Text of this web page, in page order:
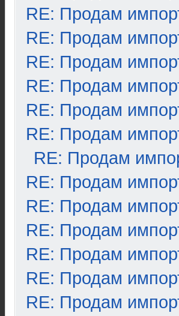
RE: Продам
RE: Продам
RE: Продам
RE: Продам
RE: Продам
RE: Продам
RE: Продам
RE: Продам
RE: Продам
RE: Продам
RE: Продам
RE: Продам
RE: Продам